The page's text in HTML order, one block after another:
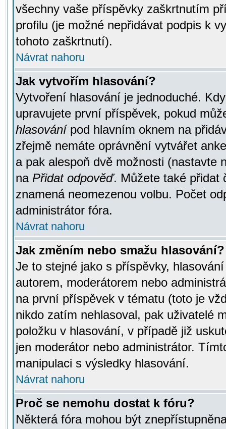
všechny vaše příspěvky zaškrtnutím
profilu (je možné nepřidávat podpis k
tohoto zaškrtnutí).
Návrat nahoru
Jak vytvořím hlasování?
Vytvoření hlasování je jednoduché.
upravujete první příspěvek, pokud
hlasovánípod hlavním oknem na
zřejmě nemáte oprávnění vytvářet
a pak alespoň dvě možnosti (nastavte
na Přidat odpověď. Můžete také přidat
znamená neomezenou volbu. Počet
administrátor fóra.
Návrat nahoru
Jak změním nebo smažu hlasování?
Je to stejné jako s příspěvky,
autorem, moderátorem nebo
na první příspěvek v tématu (toto je
nikdo zatím nehlasoval, pak uživatelé
položku v hlasování, v případě již
jen moderátor nebo administrátor.
manipulaci s výsledky hlasování.
Návrat nahoru
Proč se nemohu dostat k fóru?
Některá fóra mohou být